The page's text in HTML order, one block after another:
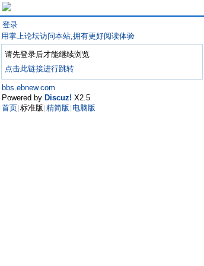
登录
用掌上论坛访问本站,拥有更好阅读体验
请先登录后才能继续浏览
点击此链接进行跳转
bbs.ebnew.com
Powered by Discuz! X2.5
首页 标准版 精简版 电脑版